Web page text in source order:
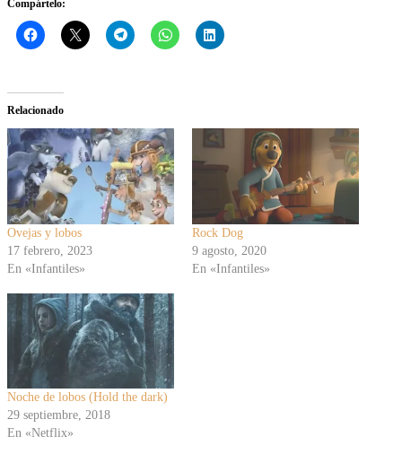
Compártelo:
Relacionado
Ovejas y lobos
17 febrero, 2023
En «Infantiles»
Rock Dog
9 agosto, 2020
En «Infantiles»
Noche de lobos (Hold the dark)
29 septiembre, 2018
En «Netflix»